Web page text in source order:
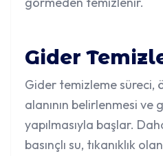
Gider
Gider temizleme süreci,
alanının belirlenmesi ve
yapılmasıyla başlar.
basınçlı su, tıkanıklık